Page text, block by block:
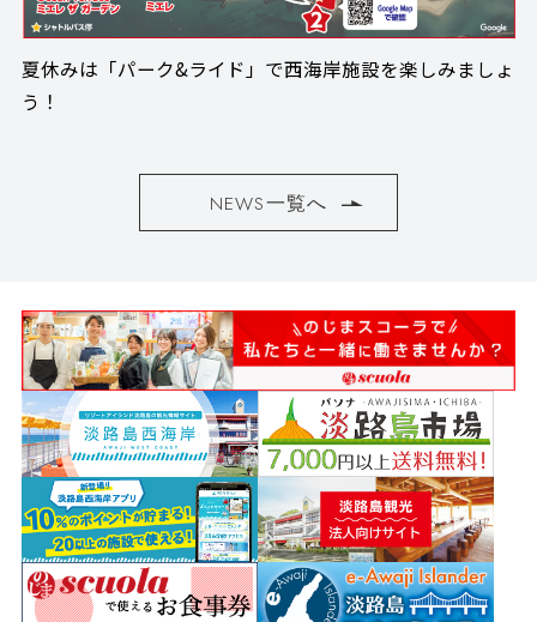
夏休みは「パーク&ライド」で西海岸施設を楽しみましょ
う！
NEWS一覧へ